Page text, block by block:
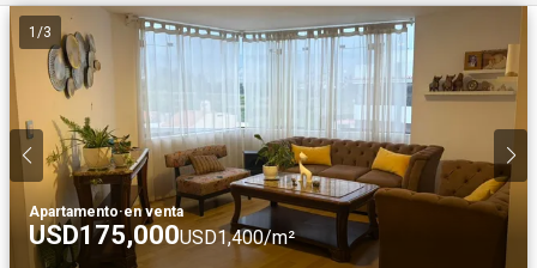
1 /3
Apartamento·en venta
USD175,000USD1,400/m²